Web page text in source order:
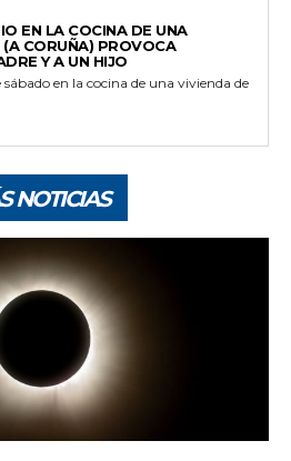
EN LA COCINA DE UNA
CORUÑA) PROVOCA
Y A UN HIJO
en la cocina de una vivienda de
NOTICIAS